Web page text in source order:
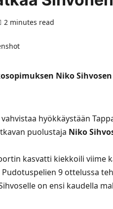
2 minutes read
Niko
hyökkäystään
puolustaja Niko
kasvatti kiekkoili viime
Pudotuspelien 9 ottelussa
on ensi kaudella